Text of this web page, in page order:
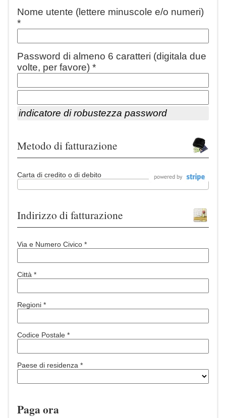
Nome utente (lettere minuscole e/o numeri)
*
Password di almeno 6 caratteri (digitala due
volte, per favore) *
indicatore di robustezza password
Metodo di fatturazione
Carta di credito o di debito
Indirizzo di fatturazione
Via e Numero Civico *
Città *
Regioni *
Codice Postale *
Paese di residenza *
Paga ora